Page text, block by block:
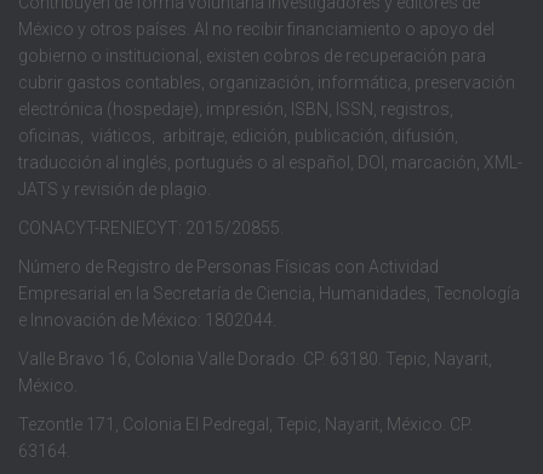
México y otros países. Al no recibir financiamiento o apoyo del
gobierno o institucional, existen cobros de recuperación para
cubrir gastos contables, organización, informática, preservación
electrónica (hospedaje), impresión, ISBN, ISSN, registros,
oficinas, viáticos, arbitraje, edición, publicación, difusión,
traducción al inglés, portugués o al español, DOI, marcación, XML-
JATS y revisión de plagio.
CONACYT-RENIECYT: 2015/20855.
Número de Registro de Personas Físicas con Actividad
Empresarial en la Secretaría de Ciencia, Humanidades, Tecnología
e Innovación de México: 1802044.
Valle Bravo 16, Colonia Valle Dorado. CP. 63180. Tepic, Nayarit,
México.
Tezontle 171, Colonia El Pedregal, Tepic, Nayarit, México. CP.
63164.